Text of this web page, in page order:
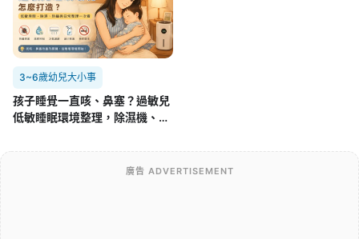
3~6歲幼兒大小事
孩子睡覺一直咳、鼻塞？過敏兒
低敏睡眠環境整理，除濕機、空
廣告 ADVERTISEMENT